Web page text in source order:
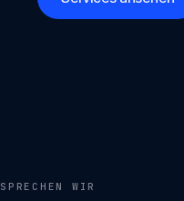
SPRECHEN WIR